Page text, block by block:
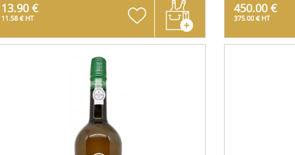
13.90 €
11.58 € HT
450.00 €
375.00 € HT